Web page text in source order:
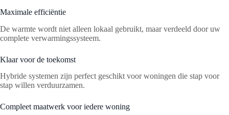
Maximale efficiëntie
De warmte wordt niet alleen lokaal gebruikt, maar verdeeld door uw
complete verwarmingssysteem.
Klaar voor de toekomst
Hybride systemen zijn perfect geschikt voor woningen die stap voor
stap willen verduurzamen.
Compleet maatwerk voor iedere woning